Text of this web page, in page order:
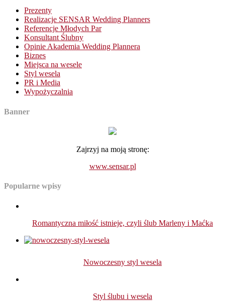
Prezenty
Realizacje SENSAR Wedding Planners
Referencje Młodych Par
Konsultant Ślubny
Opinie Akademia Wedding Plannera
Biznes
Miejsca na wesele
Styl wesela
PR i Media
Wypożyczalnia
Banner
Zajrzyj na moją stronę:
www.sensar.pl
Popularne wpisy
Romantyczna miłość istnieje, czyli ślub Marleny i Maćka
Nowoczesny styl wesela
Styl ślubu i wesela